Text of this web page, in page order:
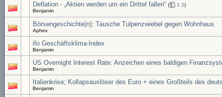
Deflation - „Aktien werden um ein Drittel fallen“ ( 1 2)
Benjamin
Börsengeschichte(n): Tausche Tulpenzwiebel gegen Wohnhaus
Aphex
ifo Geschäftsklima-Index
Benjamin
US Overnight Interest Rate: Anzeichen eines baldigen
Benjamin
Italienkrise; Kollapsauslöser des Euro + eines Großteils des
Benjamin